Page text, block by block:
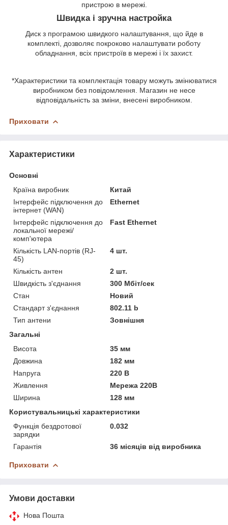
пристрою в мережі.
Швидка і зручна настройка
Диск з програмою швидкого налаштування, що йде в
комплекті, дозволяє покроково налаштувати роботу
обладнання, всіх пристроїв в мережі і їх захист.
*Характеристики та комплектація товару можуть змінюватися
виробником без повідомлення. Магазин не несе
відповідальність за зміни, внесені виробником.
Приховати
Характеристики
Основні
Країна виробник
Китай
Інтерфейс підключення до
інтернет (WAN)
Ethernet
Інтерфейс підключення до
локальної мережі/
комп'ютера
Fast Ethernet
Кількість LAN-портів (RJ-
45)
4 шт.
Кількість антен
2 шт.
Швидкість з'єднання
300 Мбіт/сек
Стан
Новий
Стандарт з'єднання
802.11 b
Тип антени
Зовнішня
Загальні
Висота
35 мм
Довжина
182 мм
Напруга
220 В
Живлення
Мережа 220В
Ширина
128 мм
Користувальницькі характеристики
Функція бездротової
зарядки
0.032
Гарантія 36 місяців від виробника
Приховати
Умови доставки
Нова Пошта